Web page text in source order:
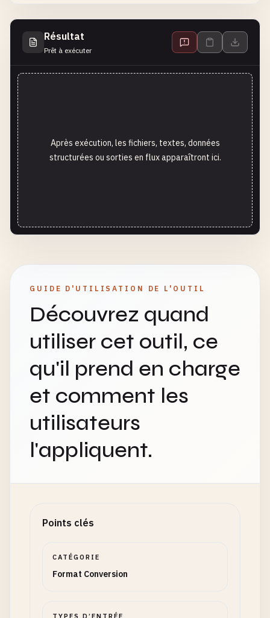
Résultat
Prêt à exécuter
Après exécution, les fichiers, textes, données
structurées ou sorties en flux apparaîtront ici.
GUIDE D'UTILISATION DE L'OUTIL
Découvrez quand
utiliser cet outil, ce
qu'il prend en charge
et comment les
utilisateurs
l'appliquent.
Points clés
CATÉGORIE
Format Conversion
TYPES D’ENTRÉE